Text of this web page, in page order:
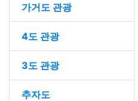
가거도 관광
4도 관광
3도 관광
추자도